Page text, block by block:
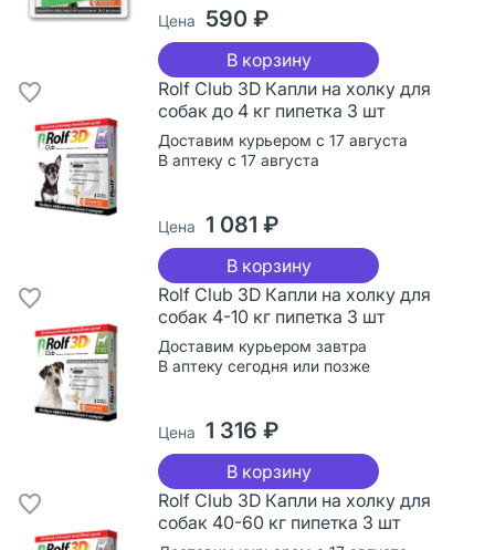
Цена 590 ₽
В корзину
Rolf Club 3D Капли на холку для
собак до 4 кг пипетка 3 шт
Доставим курьером с 17 августа
В аптеку с 17 августа
Цена 1 081 ₽
В корзину
Rolf Club 3D Капли на холку для
собак 4-10 кг пипетка 3 шт
Доставим курьером завтра
В аптеку сегодня или позже
Цена 1 316 ₽
В корзину
Rolf Club 3D Капли на холку для
собак 40-60 кг пипетка 3 шт